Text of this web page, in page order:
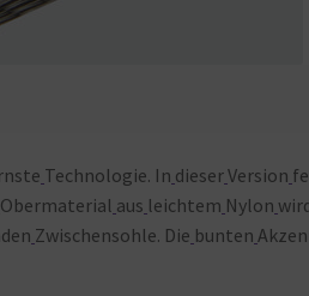
Technologie. In dieserVersion
Obermaterial aus leichtem Nylon
Zwischensohle. Die bunten